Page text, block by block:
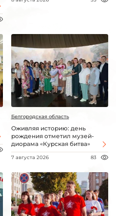
Белгородская область
Оживляя историю: день
рождения отметил музей-
диорама «Курская битва»
7 августа 2026 83